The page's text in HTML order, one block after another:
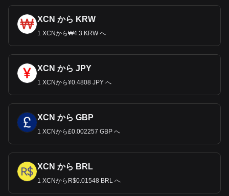
XCN から KRW
1 XCNから₩4.3 KRW へ
XCN から JPY
1 XCNから¥0.4808 JPY へ
XCN から GBP
1 XCNから£0.002257 GBP へ
XCN から BRL
1 XCNからR$0.01548 BRL へ